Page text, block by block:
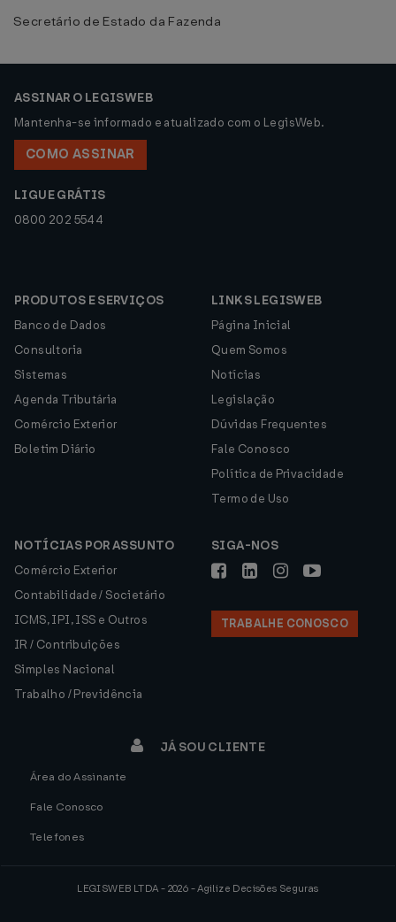
Secretário de Estado da Fazenda
ASSINAR O LEGISWEB
Mantenha-se informado e atualizado com o LegisWeb.
COMO ASSINAR
LIGUE GRÁTIS
0800 202 5544
PRODUTOS E SERVIÇOS
Banco de Dados
Consultoria
Sistemas
Agenda Tributária
Comércio Exterior
Boletim Diário
LINKS LEGISWEB
Página Inicial
Quem Somos
Notícias
Legislação
Dúvidas Frequentes
Fale Conosco
Política de Privacidade
Termo de Uso
NOTÍCIAS POR ASSUNTO
Comércio Exterior
Contabilidade / Societário
ICMS, IPI, ISS e Outros
IR / Contribuições
Simples Nacional
Trabalho / Previdência
SIGA-NOS
TRABALHE CONOSCO
JÁ SOU CLIENTE
Área do Assinante
Fale Conosco
Telefones
LEGISWEB LTDA - 2026 - Agilize Decisões Seguras